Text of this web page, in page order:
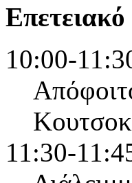
Επετειακό
10:00-
11:30-